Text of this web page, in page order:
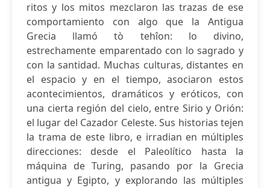
ritos y los mitos mezclaron las trazas de ese
comportamiento con algo que la Antigua
Grecia llamó tò tehîon: lo divino,
estrechamente emparentado con lo sagrado y
con la santidad. Muchas culturas, distantes en
el espacio y en el tiempo, asociaron estos
acontecimientos, dramáticos y eróticos, con
una cierta región del cielo, entre Sirio y Orión:
el lugar del Cazador Celeste. Sus historias tejen
la trama de este libro, e irradian en múltiples
direcciones: desde el Paleolítico hasta la
máquina de Turing, pasando por la Grecia
antigua y Egipto, y explorando las múltiples